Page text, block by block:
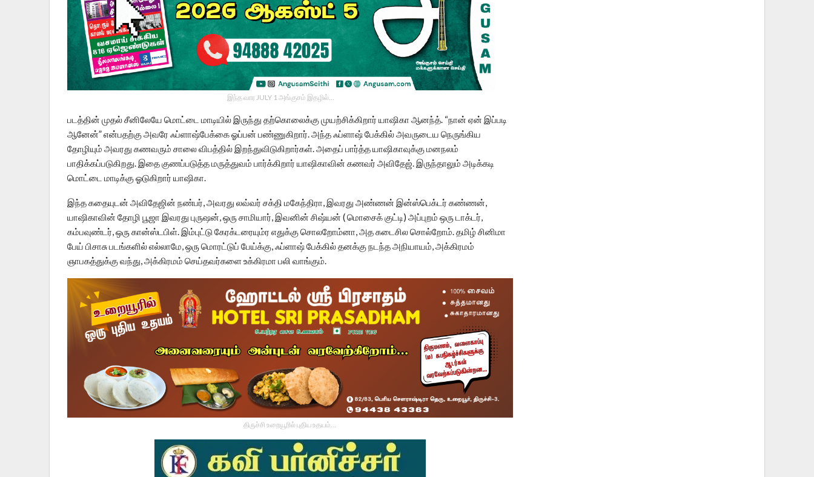
இந்த வார JULY 1 அங்குசம் இதழில்…
படத்தின் முதல் சீனிலேயே மொட்டை மாடியில் இருந்து தற்கொலைக்கு முயற்சிக்கிறார் யாஷிகா ஆனந்த். “நான் ஏன் இப்படி
ஆனேன்” என்பதற்கு அவரே ஃப்ளாஷ்பேக்கை ஓப்பன் பண்ணுகிறார். அந்த ஃப்ளாஷ் பேக்கில் அவருடைய நெருங்கிய
தோழியும் அவரது கணவரும் சாலை விபத்தில் இறந்துவிடுகிறார்கள். அதைப் பார்த்த யாஷிகாவுக்கு மனநலம்
பாதிக்கப்படுகிறது. இதை குணப்படுத்த மருத்துவம் பார்க்கிறார் யாஷிகாவின் கணவர் அவிதேஜ். இருந்தாலும் அடிக்கடி
மொட்டை மாடிக்கு ஓடுகிறார் யாஷிகா.
இந்த கதையுடன் அவிதேஜின் நண்பர், அவரது லவ்வர் சக்தி மகேந்திரா, இவரது அண்ணன் இன்ஸ்பெக்டர் கண்ணன்,
யாஷிகாவின் தோழி பூஜா இவரது புருஷன், ஒரு சாமியார், இவனின் சிஷ்யன் ( மொசைக் குட்டி) அப்புறம் ஒரு டாக்டர்,
கம்பவுண்டர், ஒரு கான்ஸ்டபிள். இம்புட்டு கேரக்டரையும்ர எதுக்கு சொலறோம்னா, அத கடைசில சொல்றோம். தமிழ் சினிமா
பேய் பிசாசு படங்களில் எல்லாமே, ஒரு மொரட்டுப் பேய்க்கு, ஃப்ளாஷ் பேக்கில் தனக்கு நடந்த அநியாயம், அக்கிரமம்
ஞாபகத்துக்கு வந்து, அக்கிரமம் செய்தவர்களை உக்கிரமா பலி வாங்கும்.
திருச்சி உறையூரில் புதிய உதயம்...